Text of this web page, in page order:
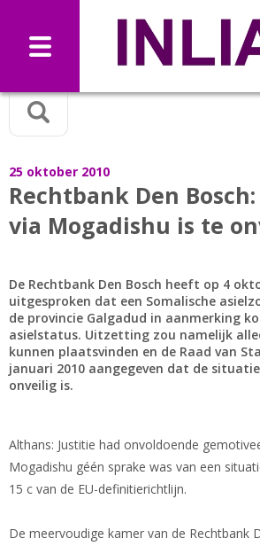
25 oktober 2010
Rechtbank Den
via Mogadishu is te
De Rechtbank Den Bosch heeft op 4
uitgesproken dat een Somalische
de provincie Galgadud in aanmerking
asielstatus. Uitzetting zou namelijk
kunnen plaatsvinden en de Raad van
januari 2010 aangegeven dat de
onveilig is.
Althans: Justitie had onvoldoende
Mogadishu géén sprake was van een
15 c van de EU-definitierichtlijn.
De meervoudige kamer van de Rechtbank